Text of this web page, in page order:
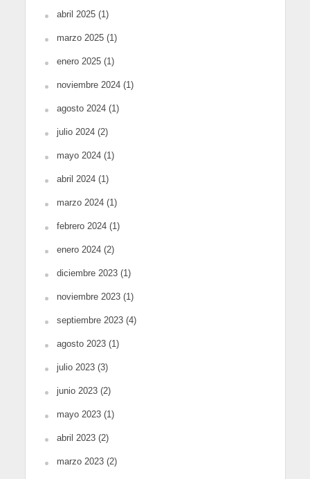
abril 2025(1)
marzo 2025(1)
enero 2025(1)
noviembre 2024(1)
agosto 2024(1)
julio 2024(2)
mayo 2024(1)
abril 2024(1)
marzo 2024(1)
febrero 2024(1)
enero 2024(2)
diciembre 2023(1)
noviembre 2023(1)
septiembre 2023(4)
agosto 2023(1)
julio 2023(3)
junio 2023(2)
mayo 2023(1)
abril 2023(2)
marzo 2023(2)